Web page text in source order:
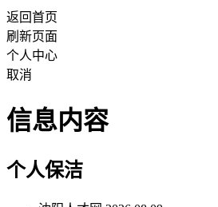
返回首页
刷新页面
个人中心
取消
信息内容
个人保洁